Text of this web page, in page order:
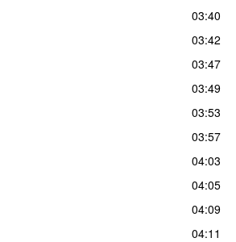
03:40
03:42
03:47
03:49
03:53
03:57
04:03
04:05
04:09
04:11